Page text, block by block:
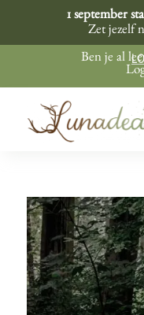
1 september
Zet jezelf
Ben je al